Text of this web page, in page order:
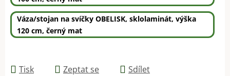
Váza/stojan na svíčky OBELISK, sklolaminát, výška
120 cm, černý mat
Tisk Zeptat se Sdílet